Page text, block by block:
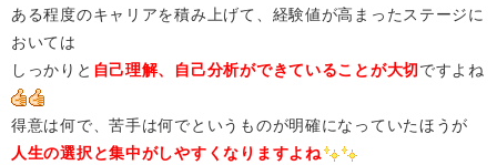
ある程度のキャリアを積み上げて、経験値が高まったステージに
おいては
しっかりと 自己理解、自己分析ができていることが大切ですよね
得意は何で、苦手は何でというものが明確になっていたほうが
人生の選択と集中がしやすくなりますよね